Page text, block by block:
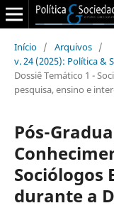
Início / Arquivos /
v. 24 (2025): Política &
Dossiê Temático 1 -
pesquisa, ensino e
Pós-
Sociólogos
durante a